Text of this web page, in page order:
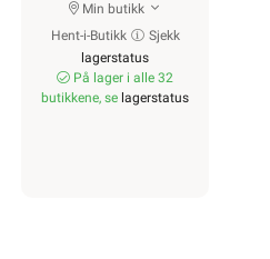
Min butikk
Hent-i-Butikk
Sjekk
lagerstatus
På lager i alle 32
butikkene, se lagerstatus